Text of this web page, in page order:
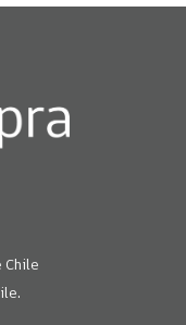
Chile